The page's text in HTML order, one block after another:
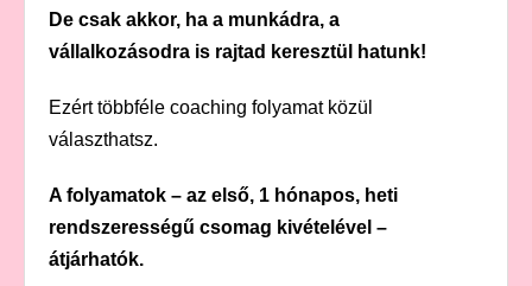
De csak akkor, ha a munkádra, a
vállalkozásodra is rajtad keresztül hatunk!
Ezért többféle coaching folyamat közül
választhatsz.
A folyamatok – az első, 1 hónapos, heti
rendszerességű csomag kivételével –
átjárhatók.